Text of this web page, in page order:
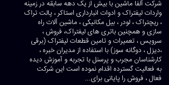
شرکت آلفا ماشین با بیش از یک دهه سابقه در زمینه
واردات لیفتراک و ادوات انبارداری استاکر ، پالت تراک
، ریچتراک ، لودر ، بیل مکانیکی ، ماشین آلات راه
سازی و همچنین باتری های لیفتراک، فروش ،
سرویس ، تعمیرات و تامین قطعات لیفتراک (برقی
،دیزل ، دوگانه سوز) با استفاده از مدیران خبره ،
کارشناسان مجرب و پرسنل با تجربه و آموزش دیده
به فعالیت گسترده اقدام نموده است این شرکت
فعال ، فروش را پایانی برای...